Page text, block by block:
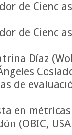
de
de
Díaz
de
en
(OBIC,